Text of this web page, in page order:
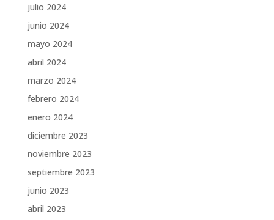
julio 2024
junio 2024
mayo 2024
abril 2024
marzo 2024
febrero 2024
enero 2024
diciembre 2023
noviembre 2023
septiembre 2023
junio 2023
abril 2023